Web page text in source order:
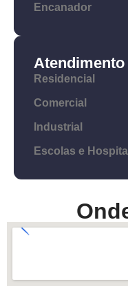
Encanador
Atendimento
Residencial
Comercial
Industrial
Escolas e